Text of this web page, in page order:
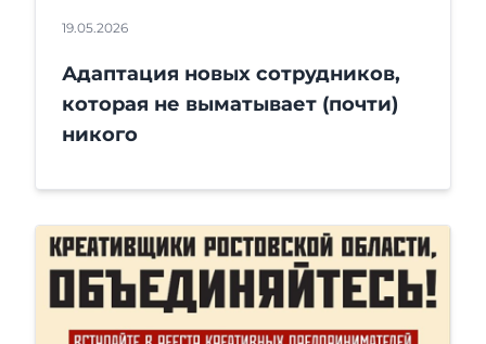
19.05.2026
Адаптация новых сотрудников,
которая не выматывает (почти)
никого